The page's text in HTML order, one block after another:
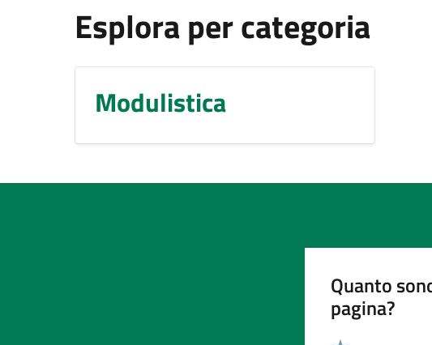
Esplora per categoria
Modulistica
Quanto
pagina?